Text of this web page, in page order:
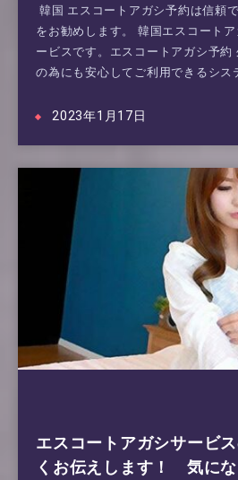
韓国 エスコートアガシ予約は信頼
をお勧めします。 韓国エスコート
ービスです。エスコートアガシ予約
の為にも安心してご利用できるシス
2023年1月17日
エスコートアガシサービ
くお伝えします！ 気に